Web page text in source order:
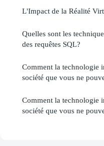
L'Impact de la Réalité
Quelles sont les
des requêtes SQL?
Comment la technologie
société que vous ne
Comment la technologie
société que vous ne